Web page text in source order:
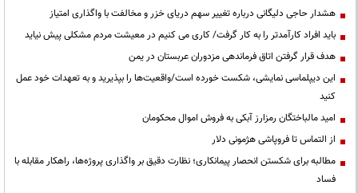
هشدار حاجی دلیگانی درباره تغییر سهم دریای خزر و مخالفت با واگذاری امتیاز
باید افراد کارآمدتر را به کار گرفت/ کاری می کنیم در معیشت مردم مشکلی پیش نیاید
هدف قرار گرفتن اتاق‌ فرماندهی مزدوران عربستان در یمن
این دیپلماسی نمایشی، شکست خورده است/واقعیت‌ها را بپذیرید و به تعهدات خود عمل
کنید
امید مالباختگان رمزارز آبکی به فروش اموال محکومان
از التماس تا فروپاشی هژمونی دلار
مطالبه برای شکستن انحصار پیمانکاری؛ نظارت دقیق بر واگذاری پروژه‌ها، راهکار مقابله با
فساد